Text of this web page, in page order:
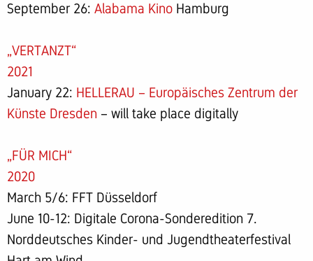
September 26: Alabama Kino Hamburg
„VERTANZT“
2021
January 22: HELLERAU – Europäisches Zentrum der
Künste Dresden – will take place digitally
„FÜR MICH“
2020
March 5/6: FFT Düsseldorf
June 10-12: Digitale Corona-Sonderedition 7.
Norddeutsches Kinder- und Jugendtheaterfestival